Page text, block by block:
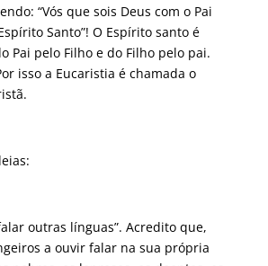
“Vós que sois Deus com o Pai
Santo”! O Espírito santo é
Pai pelo Filho e do Filho pelo pai.
isso a Eucaristia é chamada o
outras línguas”. Acredito que,
a ouvir falar na sua própria